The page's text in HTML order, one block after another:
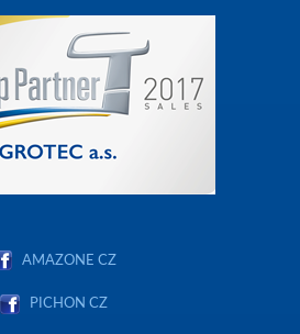
AMAZONE CZ
PICHON CZ